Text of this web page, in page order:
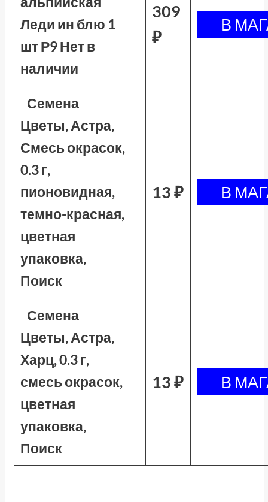
Леди ин блю 1
шт Р9 Нет в
наличии
309
₽
Семена
Цветы, Астра,
Смесь окрасок,
0.3 г,
пионовидная,
темно-красная,
цветная
упаковка,
Поиск
13 ₽
Семена
Цветы, Астра,
Харц, 0.3 г,
смесь окрасок,
цветная
упаковка,
Поиск
13 ₽